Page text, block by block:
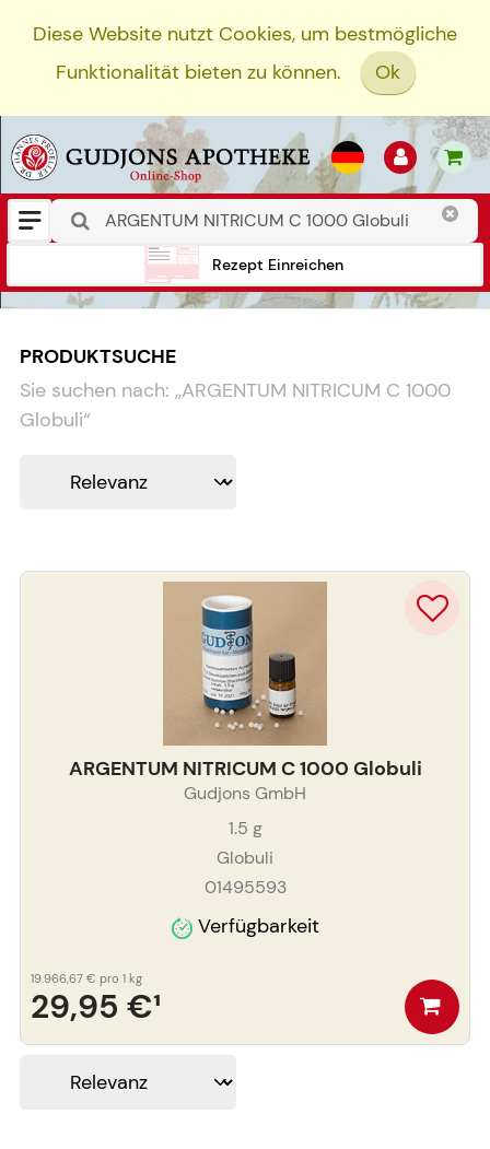
Diese Website nutzt Cookies, um bestmögliche
Funktionalität bieten zu können.
Ok
Rezept Einreichen
PRODUKTSUCHE
Sie suchen nach: „ARGENTUM NITRICUM C 1000
Globuli“
ARGENTUM NITRICUM C 1000 Globuli
Gudjons GmbH
1.5 g
Globuli
01495593
Verfügbarkeit
29,95 €¹
19.966,67 € pro 1 kg